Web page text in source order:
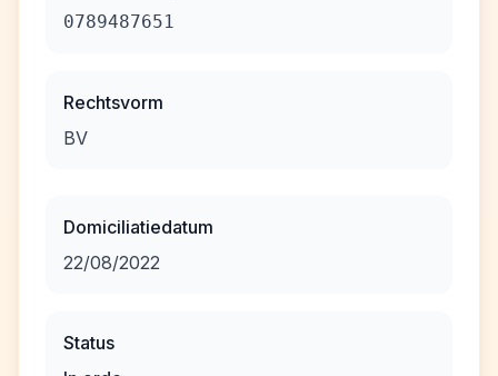
0789487651
Rechtsvorm
BV
Domiciliatiedatum
22/08/2022
Status